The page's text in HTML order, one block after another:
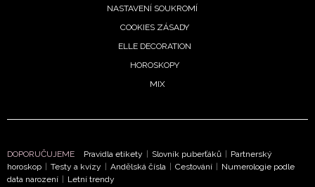
NASTAVENÍ SOUKROMÍ
COOKIES ZÁSADY
ELLE DECORATION
HOROSKOPY
MIX
DOPORUČUJEME Pravidla etikety | Slovník puberťáků | Partnerský
horoskop | Testy a kvízy | Andělská čísla | Cestování | Numerologie podle
data narození | Letní trendy